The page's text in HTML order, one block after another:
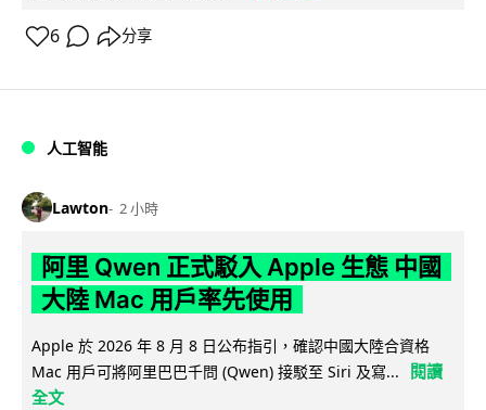
6 分享
人工智能
Lawton 2 小時
阿里 Qwen 正式駁入 Apple 生態 中國
大陸 Mac 用戶率先使用
Apple 於 2026 年 8 月 8 日公布指引，確認中國大陸合資格
Mac 用戶可將阿里巴巴千問 (Qwen) 接駁至 Siri 及寫...
閱讀
全文